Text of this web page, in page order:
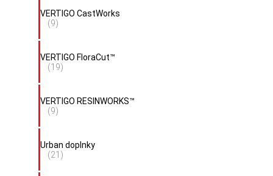
VERTIGO CastWorks
(9)
VERTIGO FloraCut™
(19)
VERTIGO RESINWORKS™
(9)
Urban doplnky
(21)